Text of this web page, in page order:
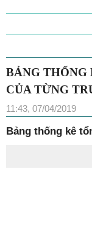
BẢNG THỐNG
CỦA TỪNG
11:43, 07/04/2019
Bảng thống kê